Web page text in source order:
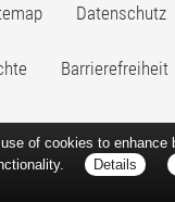
Datenschutz
Barrierefreiheit
of cookies to enhance
Details